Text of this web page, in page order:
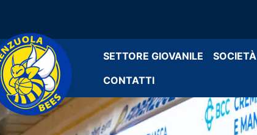
SETTORE GIOVANILE SOCIETÀ
CONTATTI